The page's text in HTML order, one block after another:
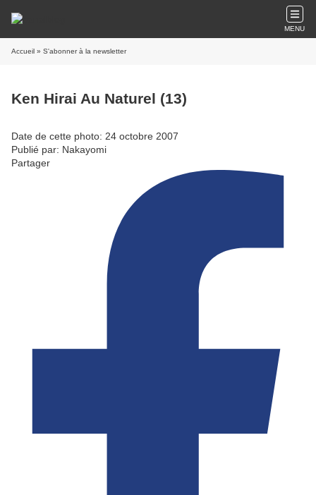
MENU
Accueil » S'abonner à la newsletter
Ken Hirai Au Naturel (13)
Date de cette photo: 24 octobre 2007
Publié par: Nakayomi
Partager